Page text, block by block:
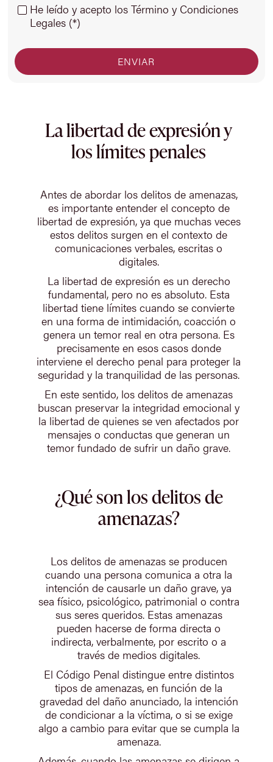
He leído y acepto los Término y Condiciones
Legales (*)
La libertad de expresión y
los límites penales
Antes de abordar los delitos de amenazas,
es importante entender el concepto de
libertad de expresión, ya que muchas veces
estos delitos surgen en el contexto de
comunicaciones verbales, escritas o
digitales.
La libertad de expresión es un derecho
fundamental, pero no es absoluto. Esta
libertad tiene límites cuando se convierte
en una forma de intimidación, coacción o
genera un temor real en otra persona. Es
precisamente en esos casos donde
interviene el derecho penal para proteger la
seguridad y la tranquilidad de las personas.
En este sentido, los delitos de amenazas
buscan preservar la integridad emocional y
la libertad de quienes se ven afectados por
mensajes o conductas que generan un
temor fundado de sufrir un daño grave.
¿Qué son los delitos de
amenazas?
Los delitos de amenazas se producen
cuando una persona comunica a otra la
intención de causarle un daño grave, ya
sea físico, psicológico, patrimonial o contra
sus seres queridos. Estas amenazas
pueden hacerse de forma directa o
indirecta, verbalmente, por escrito o a
través de medios digitales.
El Código Penal distingue entre distintos
tipos de amenazas, en función de la
gravedad del daño anunciado, la intención
de condicionar a la víctima, o si se exige
algo a cambio para evitar que se cumpla la
amenaza.